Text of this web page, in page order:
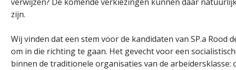
zijn.
Wij vinden dat een stem voor de kandidaten van SP.a Rood
om in die richting te gaan. Het gevecht voor een
binnen de traditionele organisaties van de arbeidersklasse: